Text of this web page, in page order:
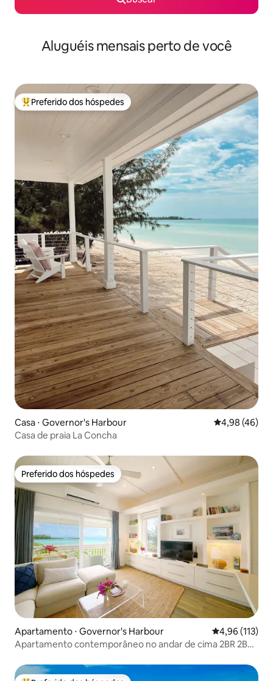
Aluguéis mensais perto de você
Entre os melhores preferidos dos hóspedes
Preferido dos hóspedes
Casa ⋅ Governor's Harbour 4,98 de uma
4,98 (46)
Casa de praia La Concha
Preferido dos hóspedes
Preferido dos hóspedes
Apartamento ⋅ Governor's Harbour 4,96 de uma
4,96 (113)
Apartamento contemporâneo no andar de cima 2BR 2BA